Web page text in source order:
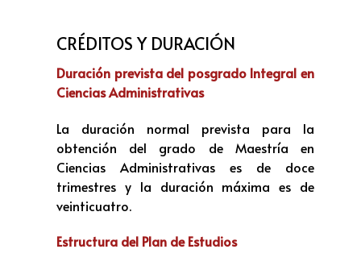
CRÉDITOS Y DURACIÓN
Duración prevista del posgrado Integral en
Ciencias Administrativas
La duración normal prevista para la
obtención del grado de Maestría en
Ciencias Administrativas es de doce
trimestres y la duración máxima es de
veinticuatro.
Estructura del Plan de Estudios